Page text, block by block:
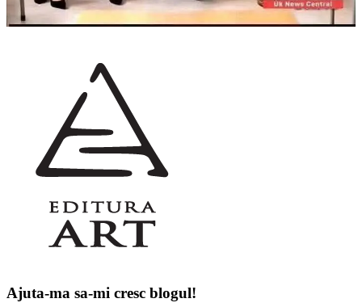
Ajuta-ma sa-mi cresc blogul!